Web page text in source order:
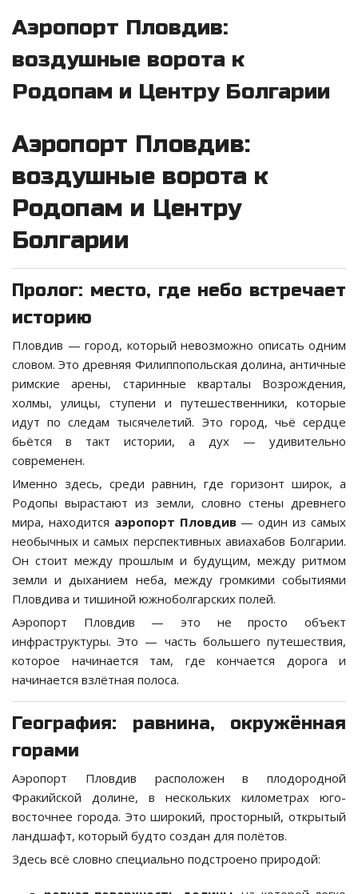
Аэропорт Пловдив:
воздушные ворота к
Родопам и Центру Болгарии
Аэропорт Пловдив:
воздушные ворота к
Родопам и Центру
Болгарии
Пролог: место, где небо встречает
историю
Пловдив — город, который невозможно описать одним
словом. Это древняя Филиппопольская долина, античные
римские арены, старинные кварталы Возрождения,
холмы, улицы, ступени и путешественники, которые
идут по следам тысячелетий. Это город, чьё сердце
бьётся в такт истории, а дух — удивительно
современен.
Именно здесь, среди равнин, где горизонт широк, а
Родопы вырастают из земли, словно стены древнего
мира, находится аэропорт Пловдив— один из самых
необычных и самых перспективных авиахабов Болгарии.
Он стоит между прошлым и будущим, между ритмом
земли и дыханием неба, между громкими событиями
Пловдива и тишиной южноболгарских полей.
Аэропорт Пловдив — это не просто объект
инфраструктуры. Это — часть большего путешествия,
которое начинается там, где кончается дорога и
начинается взлётная полоса.
География: равнина, окружённая
горами
Аэропорт Пловдив расположен в плодородной
Фракийской долине, в нескольких километрах юго-
восточнее города. Это широкий, просторный, открытый
ландшафт, который будто создан для полётов.
Здесь всё словно специально подстроено природой: